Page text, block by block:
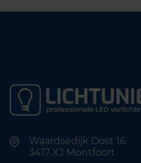
Waardsedijk Oost 16
3417 XJ Montfoort